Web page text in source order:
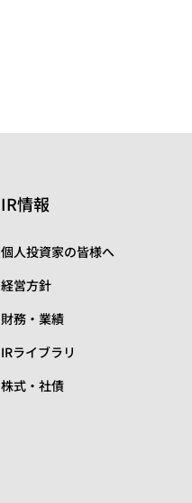
IR情報
個人投資家の皆様へ
経営方針
財務・業績
IRライブラリ
株式・社債